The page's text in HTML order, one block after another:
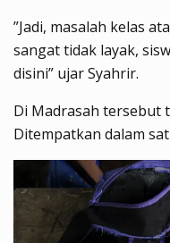
”Jadi, masalah kelas
sangat tidak layak,
disini” ujar Syahrir.
Di Madrasah tersebut
Ditempatkan dalam